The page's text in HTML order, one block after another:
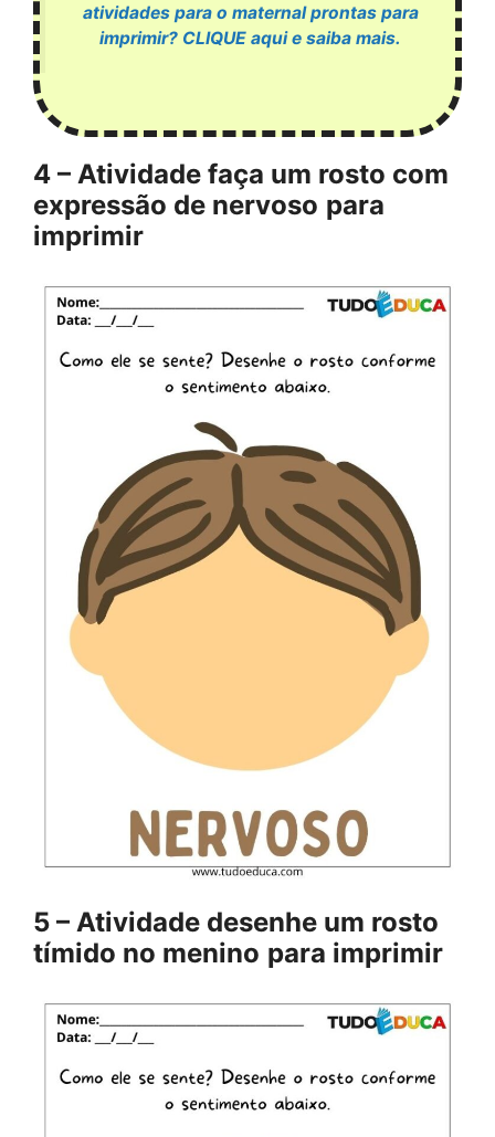
atividades para o maternal prontas para
imprimir? CLIQUE aqui e saiba mais.
4 – Atividade faça um rosto com
expressão de nervoso para
imprimir
5 – Atividade desenhe um rosto
tímido no menino para imprimir